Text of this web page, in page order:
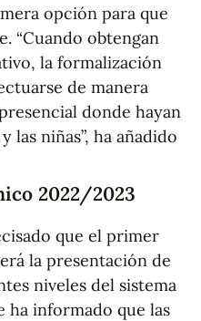
opción para que
“Cuando obtengan
la formalización
de manera
donde hayan
las niñas”, ha añadido
2022/2023
que el primer
la presentación de
niveles del sistema
ha informado que las